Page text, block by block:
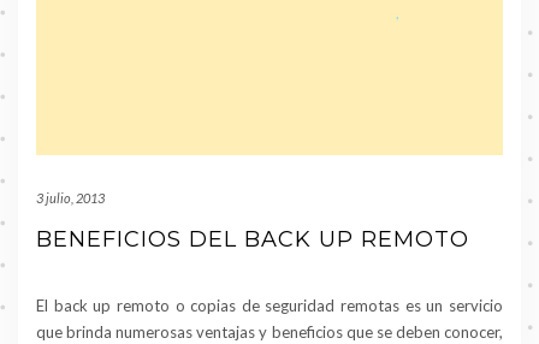
3 julio, 2013
BENEFICIOS DEL BACK UP REMOTO
El back up remoto o copias de seguridad remotas es un servicio
que brinda numerosas ventajas y beneficios que se deben conocer,